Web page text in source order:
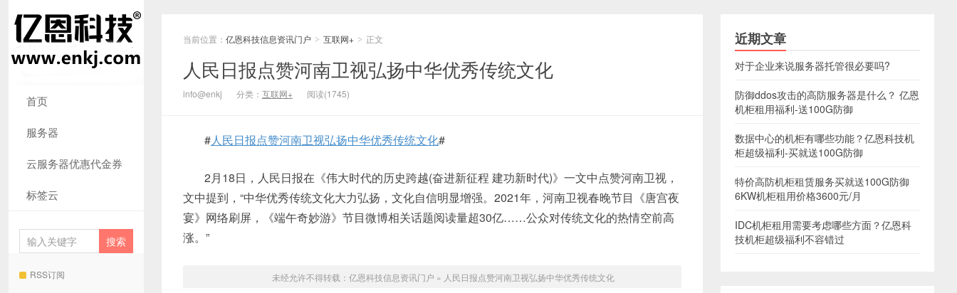
首页
服务器
云服务器优惠代金券
标签云
RSS订阅
当前位置： 亿恩科技信息资讯门户 > 互联网+ > 正文
人民日报点赞河南卫视弘扬中华优秀传统文化
info@enkj 分类： 互联网+ 阅读(1745)
#人民日报点赞河南卫视弘扬中华优秀传统文化#
2月18日，人民日报在《伟大时代的历史跨越(奋进新征程 建功新时代)》一文中点赞河南卫视，
文中提到，“中华优秀传统文化大力弘扬，文化自信明显增强。2021年，河南卫视春晚节目《唐宫夜
宴》网络刷屏，《端午奇妙游》节目微博相关话题阅读量超30亿……公众对传统文化的热情空前高
涨。”
未经允许不得转载： 亿恩科技信息资讯门户 » 人民日报点赞河南卫视弘扬中华优秀传统文化
近期文章
对于企业来说服务器托管很必要吗?
防御ddos攻击的高防服务器是什么？ 亿恩
机柜租用福利-送100G防御
数据中心的机柜有哪些功能？亿恩科技机
柜超级福利-买就送100G防御
特价高防机柜租赁服务买就送100G防御
6KW机柜租用价格3600元/月
IDC机柜租用需要考虑哪些方面？亿恩科
技机柜超级福利不容错过